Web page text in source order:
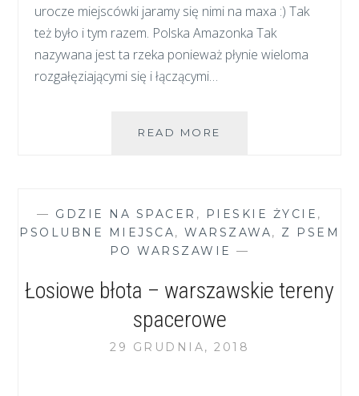
urocze miejscówki jaramy się nimi na maxa :) Tak
też było i tym razem. Polska Amazonka Tak
nazywana jest ta rzeka ponieważ płynie wieloma
rozgałęziającymi się i łączącymi…
READ MORE
SPACER
— GDZIE NA SPACER , PIESKIE ŻYCIE ,
PSOLUBNE MIEJSCA, WARSZAWA, Z PSEM
PO WARSZAWIE —
Łosiowe błota – warszawskie tereny
spacerowe
29 GRUDNIA, 2018